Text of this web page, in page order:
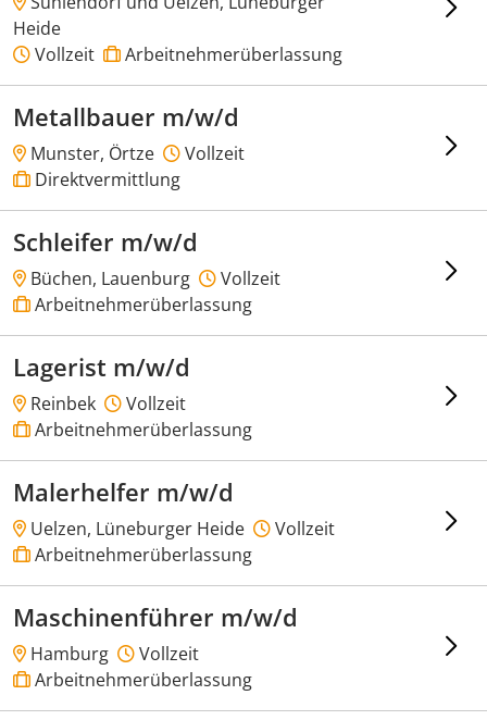
Heide
Vollzeit
Arbeitnehmerüberlassung
Metallbauer m/w/d
Munster, Örtze
Vollzeit
Direktvermittlung
Schleifer m/w/d
Büchen, Lauenburg
Vollzeit
Arbeitnehmerüberlassung
Lagerist m/w/d
Reinbek
Vollzeit
Arbeitnehmerüberlassung
Malerhelfer m/w/d
Uelzen, Lüneburger Heide
Vollzeit
Arbeitnehmerüberlassung
Maschinenführer m/w/d
Hamburg
Vollzeit
Arbeitnehmerüberlassung